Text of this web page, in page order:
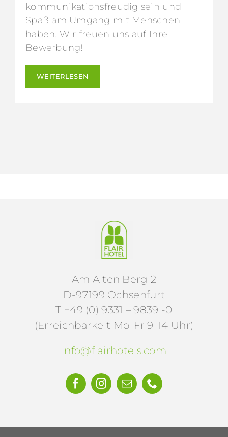
kommunikationsfreudig sein und
Spaß am Umgang mit Menschen
haben. Wir freuen uns auf Ihre
Bewerbung!
WEITERLESEN
Am Alten Berg 2
D-97199 Ochsenfurt
T +49 (0) 9331 – 9839 -0
(Erreichbarkeit Mo-Fr 9-14 Uhr)
info@flairhotels.com